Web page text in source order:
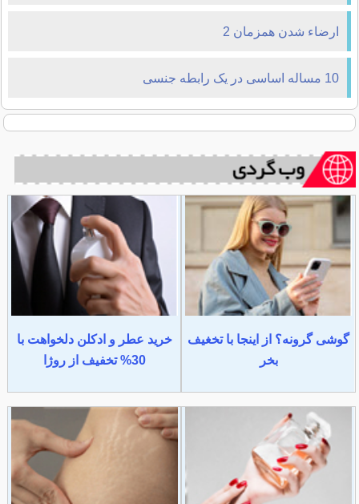
ارضاء شدن همزمان 2
10 مساله اساسی در یک رابطه جنسی
گوشی گرونه؟ از اینجا با تخغیف
بخر
خرید عطر و ادکلن دلخواهت با
30% تخفیف از روژا